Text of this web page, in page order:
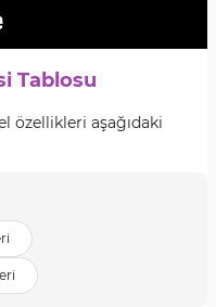
Tablosu
özellikleri aşağıdaki